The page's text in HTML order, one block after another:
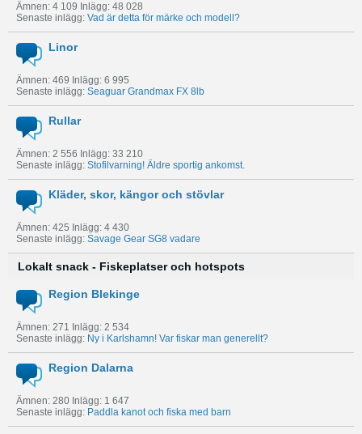
Ämnen: 4 109 Inlägg: 48 028
Senaste inlägg: Vad är detta för märke och modell?
Linor
Ämnen: 469 Inlägg: 6 995
Senaste inlägg: Seaguar Grandmax FX 8lb
Rullar
Ämnen: 2 556 Inlägg: 33 210
Senaste inlägg: Stofilvarning! Äldre sportig ankomst.
Kläder, skor, kängor och stövlar
Ämnen: 425 Inlägg: 4 430
Senaste inlägg: Savage Gear SG8 vadare
Lokalt snack - Fiskeplatser och hotspots
Region Blekinge
Ämnen: 271 Inlägg: 2 534
Senaste inlägg: Ny i Karlshamn! Var fiskar man generellt?
Region Dalarna
Ämnen: 280 Inlägg: 1 647
Senaste inlägg: Paddla kanot och fiska med barn